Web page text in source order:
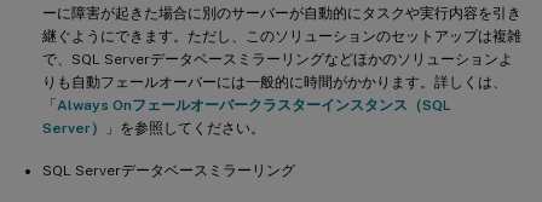
ーに障害が起きた場合に別のサーバーが自動的にタスクや実行内容を引き
継ぐようにできます。ただし、このソリューションのセットアップは複雑
で、SQL Serverデータベースミラーリングなどほかのソリューションよ
りも自動フェールオーバーには一般的に時間がかかります。詳しくは、
「Always Onフェールオーバークラスターインスタンス（SQL
Server）
」を参照してください。
SQL Serverデータベースミラーリング